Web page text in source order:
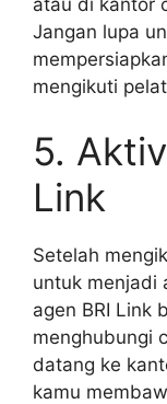
Jangan lupa
mengikuti
5.
Link
Setelah
untuk menjadi
agen BRI Link
menghubungi
datang ke
kamu